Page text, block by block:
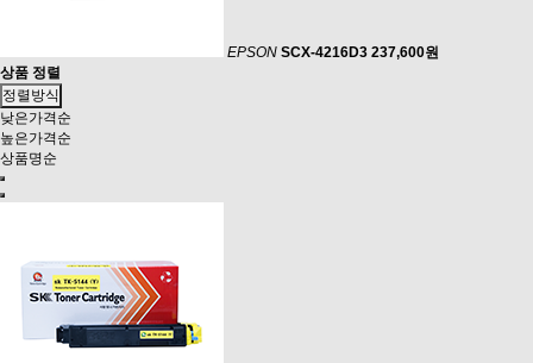
EPSON SCX-4216D3 237,600원
상품 정렬
정렬방식
낮은가격순
높은가격순
상품명순